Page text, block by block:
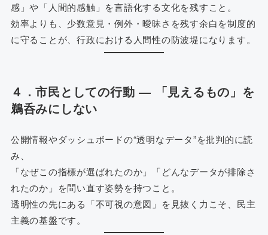
感」や「人間的感触」を言語化する文化を残すこと。
効率よりも、少数意見・例外・曖昧さを残す余白を制度的
に守ることが、行政における人間性の防波堤になります。
４．市民としての行動 ― 「見えるもの」を
鵜呑みにしない
公開情報やダッシュボードの“透明なデータ”を批判的に読
み、
「なぜこの指標が選ばれたのか」「どんなデータが排除さ
れたのか」を問い直す姿勢を持つこと。
透明性の先にある「不可視の意図」を見抜く力こそ、民主
主義の基盤です。